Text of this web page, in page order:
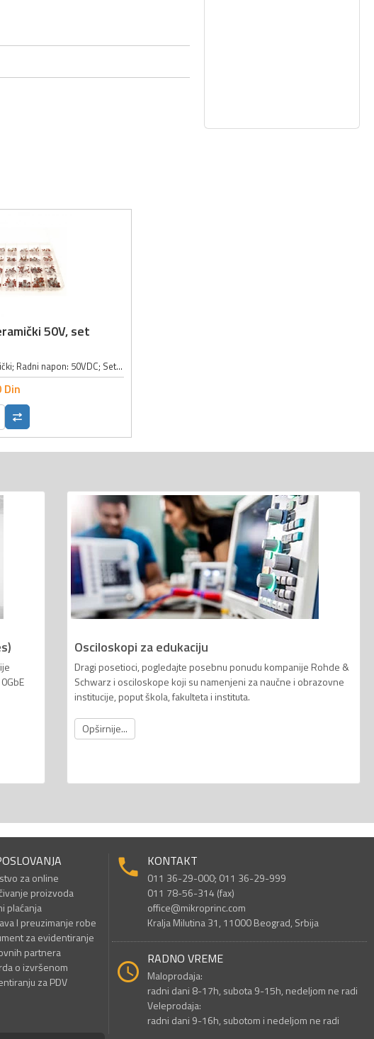
50V, set
Kondezator tip: keramički; Radni napon: 50VDC; Set sadrži: 960 kondezatora (po 40 kondezatora u 24 različite vrednosti);
Din
Osciloskopi za edukaciju
Dragi posetioci, pogledajte posebnu ponudu kompanije Rohde &
Schwarz i osciloskope koji su namenjeni za naučne i obrazovne
institucije, poput škola, fakulteta i instituta.
Opširnije...
za online
proizvoda
plaćanja
I preuzimanje robe
za evidentiranje
partnera
o izvršenom
za PDV
KONTAKT
011 36-29-000; 011 36-29-999
011 78-56-314 (fax)
office@mikroprinc.com
Kralja Milutina 31, 11000 Beograd, Srbija
RADNO VREME
Maloprodaja:
radni dani 8-17h, subota 9-15h, nedeljom ne radi
Veleprodaja:
radni dani 9-16h, subotom i nedeljom ne radi